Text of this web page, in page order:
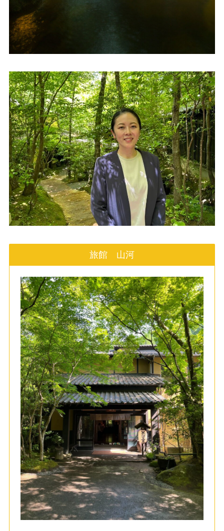
旅館 山河